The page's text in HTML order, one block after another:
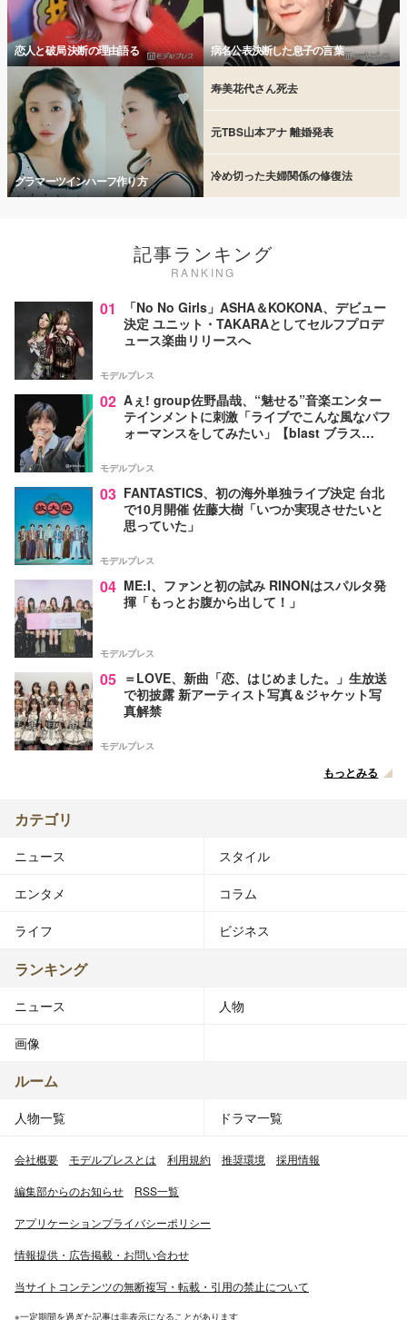
恋人と破局 決断の理由語る 病名公表決断した息子の言葉
グラマーツインハーフ作り方
寿美花代さん死去
元TBS山本アナ 離婚発表
冷め切った夫婦関係の修復法
記事ランキング
RANKING
01
「No No Girls」ASHA＆KOKONA、デビュー
決定 ユニット・TAKARAとしてセルフプロデ
ュース楽曲リリースへ
モデルプレス
02 Aぇ! group佐野晶哉、“魅せる”音楽エンター
テインメントに刺激「ライブでこんな風なパフ
ォーマンスをしてみたい」【blast ブラス
モデルプレス
03 FANTASTICS、初の海外単独ライブ決定 台北
で10月開催 佐藤大樹「いつか実現させたいと
思っていた」
モデルプレス
04 ME:I、ファンと初の試み RINONはスパルタ発
揮「もっとお腹から出して！」
モデルプレス
05 ＝LOVE、新曲「恋、はじめました。」生放送
で初披露 新アーティスト写真＆ジャケット写
真解禁
モデルプレス
もっとみる
カテゴリ
ニュース スタイル
エンタメ コラム
ライフ ビジネス
ランキング
ニュース 人物
画像
ルーム
人物一覧 ドラマ一覧
会社概要 モデルプレスとは 利用規約 推奨環境 採用情報
編集部からのお知らせ RSS一覧
アプリケーションプライバシーポリシー
情報提供・広告掲載・お問い合わせ
当サイトコンテンツの無断複写・転載・引用の禁止について
※一定期間を過ぎた記事は非表示になることがあります